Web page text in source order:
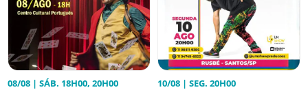
08/08 | SÁB. 18H00, 20H00 10/08 | SEG. 20H00